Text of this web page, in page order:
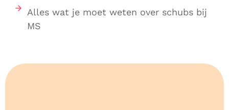
Alles wat je moet weten over schubs bij
MS